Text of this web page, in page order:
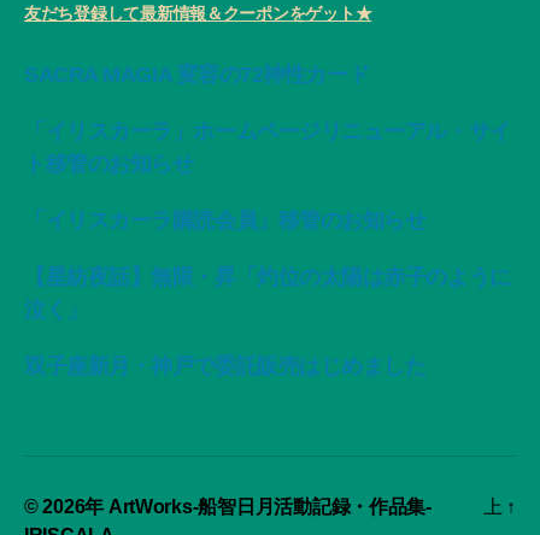
友だち登録して最新情報＆クーポンをゲット★
SACRA MAGIA 変容の72神性カード
「イリスカーラ」ホームページリニューアル・サイ
ト移管のお知らせ
「イリスカーラ購読会員」移管のお知らせ
【星紡夜話】無限・昇「灼位の太陽は赤子のように
泣く」
双子座新月・神戸で委託販売はじめました
© 2026年 ArtWorks-船智日月活動記録・作品集-
上 ↑